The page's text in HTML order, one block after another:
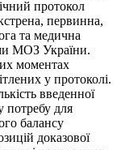
протокол
первинна,
та медична
МОЗ України.
моментах
у протоколі.
введенної
потребу для
балансу
доказової